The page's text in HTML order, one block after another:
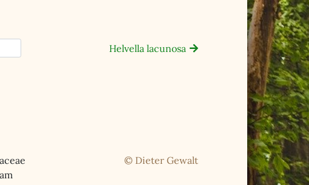
Helvella lacunosa
© Dieter Gewalt